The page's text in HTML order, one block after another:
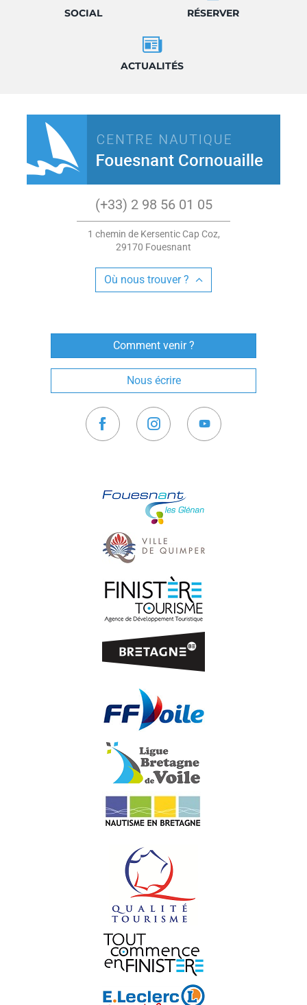
SOCIAL RÉSERVER
ACTUALITÉS
1 chemin de Kersentic Cap Coz,
29170 Fouesnant
(+33) 2 98 56 01 05
Où nous trouver ?
Comment venir ?
Nous écrire